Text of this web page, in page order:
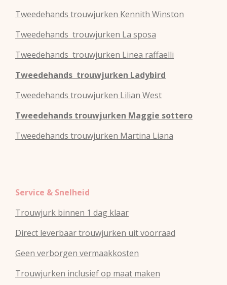
Tweedehands trouwjurken Kennith Winston
Tweedehands trouwjurken La sposa
Tweedehands trouwjurken Linea raffaelli
Tweedehands trouwjurken Ladybird
Tweedehands trouwjurken Lilian West
Tweedehands trouwjurken Maggie sottero
Tweedehands trouwjurken Martina Liana
Service & Snelheid
Trouwjurk binnen 1 dag klaar
Direct leverbaar trouwjurken uit voorraad
Geen verborgen vermaakkosten
Trouwjurken inclusief op maat maken